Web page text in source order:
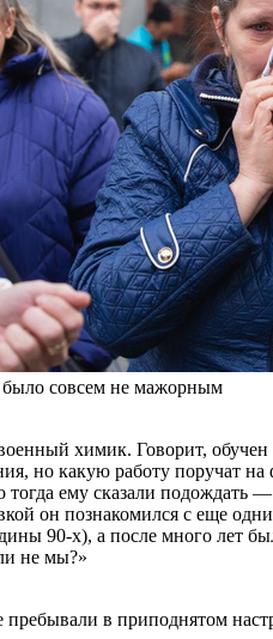
совсем не мажорным
химик. Говорит, обучен
но какую работу поручат
тогда ему сказали подождать
он познакомился с еще
90-х), а после много лет
не мы?»
в приподнятом